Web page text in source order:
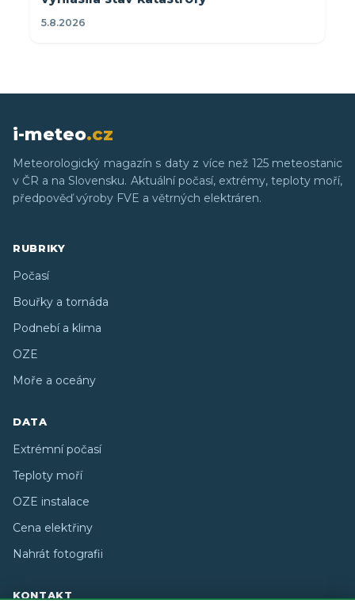
5.8.2026
i-meteo.cz
Meteorologický magazín s daty z více než 125 meteostanic
v ČR a na Slovensku. Aktuální počasí, extrémy, teploty moří,
předpověď výroby FVE a větrných elektráren.
RUBRIKY
Počasí
Bouřky a tornáda
Podnebí a klima
OZE
Moře a oceány
DATA
Extrémní počasí
Teploty moří
OZE instalace
Cena elektřiny
Nahrát fotografii
KONTAKT